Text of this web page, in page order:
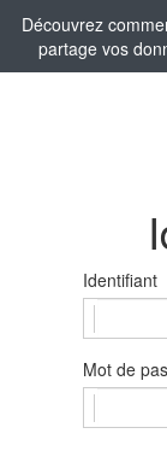
Découvrez
partage vos
Identifiant
Mot de